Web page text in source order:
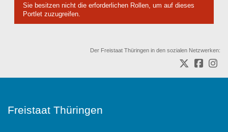
Sie besitzen nicht die erforderlichen Rollen, um auf dieses
Portlet zuzugreifen.
Der Freistaat Thüringen in den sozialen Netzwerken:
Freistaat Thüringen